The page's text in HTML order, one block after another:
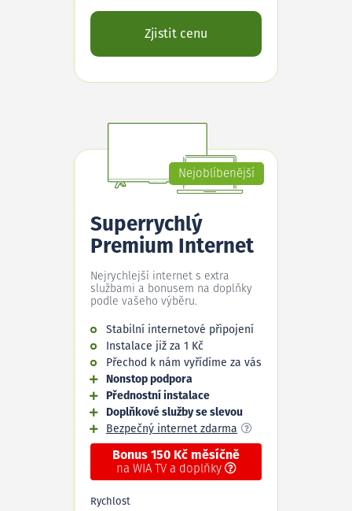
Zjistit cenu
Nejoblíbenější
Superrychlý
Premium Internet
Nejrychlejší internet s extra
službami a bonusem na doplňky
podle vašeho výběru.
Stabilní internetové připojení
Instalace již za 1 Kč
Přechod k nám vyřídíme za vás
Nonstop podpora
Přednostní instalace
Doplňkové služby se slevou
Bezpečný internet zdarma
Bonus 150 Kč měsíčně
na WIA TV a doplňky
Rychlost